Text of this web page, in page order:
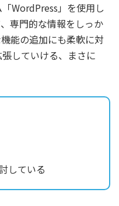
WordPress」を使用し
専門的な情報をしっか
能の追加にも柔軟に対
していける、まさに
している